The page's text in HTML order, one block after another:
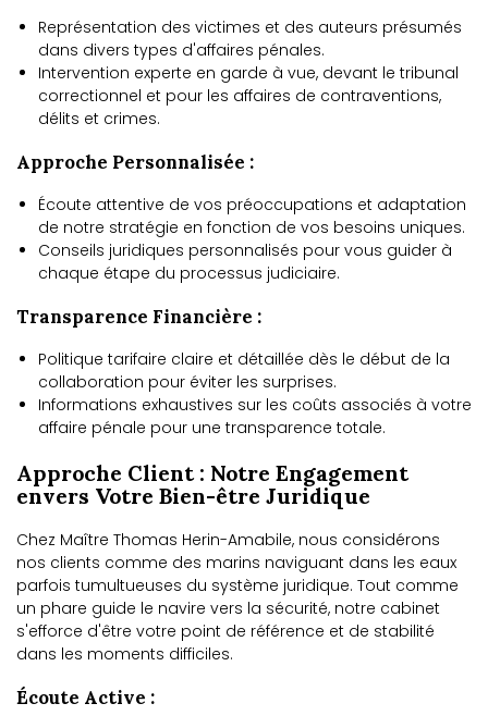
Représentation des victimes et des auteurs présumés
dans divers types d'affaires pénales.
Intervention experte en garde à vue, devant le tribunal
correctionnel et pour les affaires de contraventions,
délits et crimes.
Approche Personnalisée :
Écoute attentive de vos préoccupations et adaptation
de notre stratégie en fonction de vos besoins uniques.
Conseils juridiques personnalisés pour vous guider à
chaque étape du processus judiciaire.
Transparence Financière :
Politique tarifaire claire et détaillée dès le début de la
collaboration pour éviter les surprises.
Informations exhaustives sur les coûts associés à votre
affaire pénale pour une transparence totale.
Approche Client : Notre Engagement
envers Votre Bien-être Juridique
Chez Maître Thomas Herin-Amabile, nous considérons
nos clients comme des marins naviguant dans les eaux
parfois tumultueuses du système juridique. Tout comme
un phare guide le navire vers la sécurité, notre cabinet
s'efforce d'être votre point de référence et de stabilité
dans les moments difficiles.
Écoute Active :